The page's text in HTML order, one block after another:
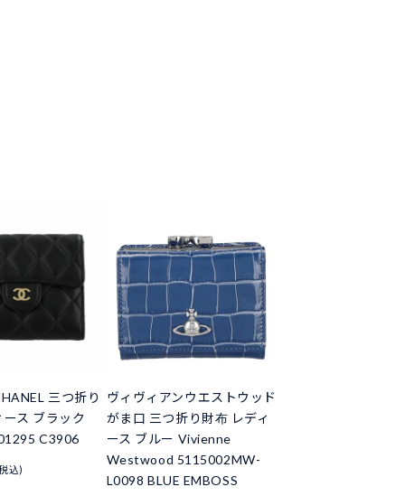
三つ折り
ス ブラック
C3906
込)
ヴィヴィアンウエストウッド
がま口 三つ折り財布 レディ
ース ブルー Vivienne
Westwood 5115002MW-
L0098 BLUE EMBOSS